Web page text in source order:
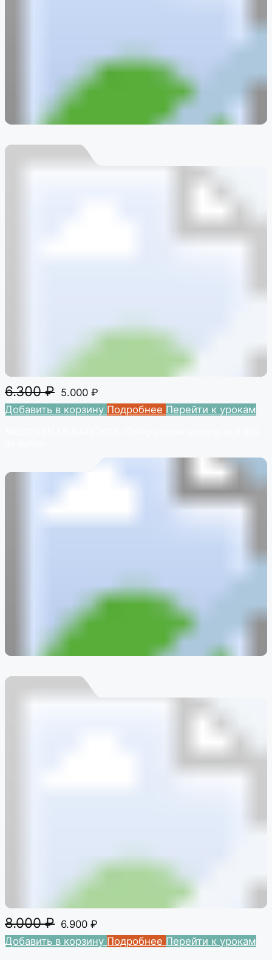
6.300₽ 5.000 ₽
Добавить в корзину Подробнее Перейти к урокам
8.000₽ 6.900 ₽
Добавить в корзину Подробнее Перейти к урокам